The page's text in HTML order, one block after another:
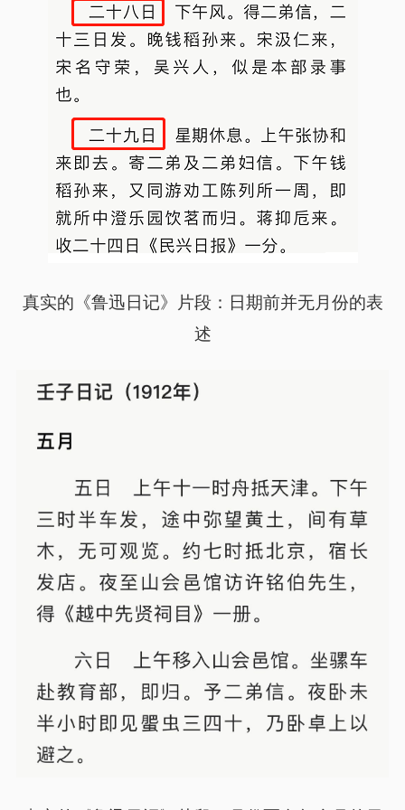
真实的《鲁迅日记》片段：日期前并无月份的表
述